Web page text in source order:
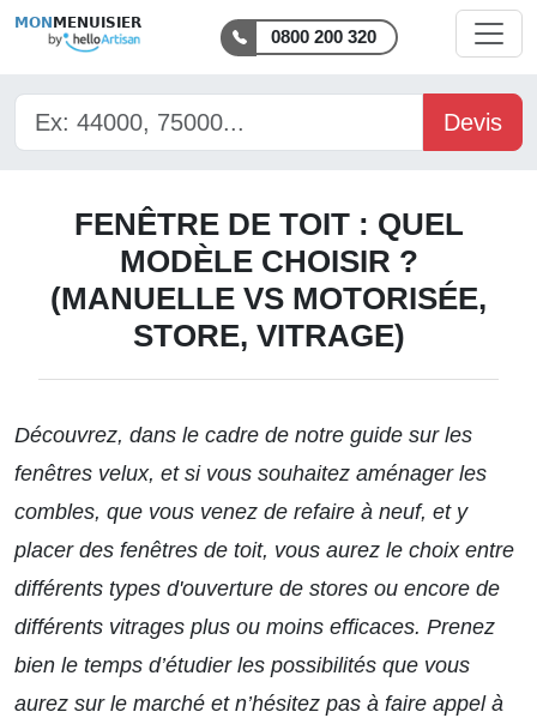
MON MENUISIER
0800 200 320
Devis
FENÊTRE DE TOIT : QUEL
MODÈLE CHOISIR ?
(MANUELLE VS MOTORISÉE,
STORE, VITRAGE)
Découvrez, dans le cadre de notre guide sur les
fenêtres velux, et si vous souhaitez aménager les
combles, que vous venez de refaire à neuf, et y
placer des fenêtres de toit, vous aurez le choix entre
différents types d'ouverture de stores ou encore de
différents vitrages plus ou moins efficaces. Prenez
bien le temps d’étudier les possibilités que vous
aurez sur le marché et n’hésitez pas à faire appel à